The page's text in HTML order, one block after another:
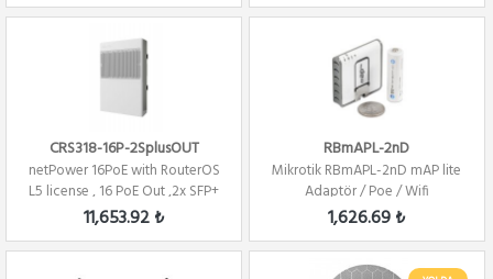
CRS318-16P-2SplusOUT
netPower 16PoE with RouterOS
L5 license , 16 PoE Out ,2x SFP+
11,653.92 ₺
RBmAPL-2nD
Mikrotik RBmAPL-2nD mAP lite
Adaptör / Poe / Wifi
1,626.69 ₺